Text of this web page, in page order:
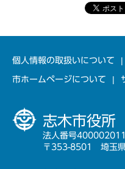
個人情報の取扱いについて
市ホームページについて
志木市役所
法人番号
〒353-8501 埼玉県